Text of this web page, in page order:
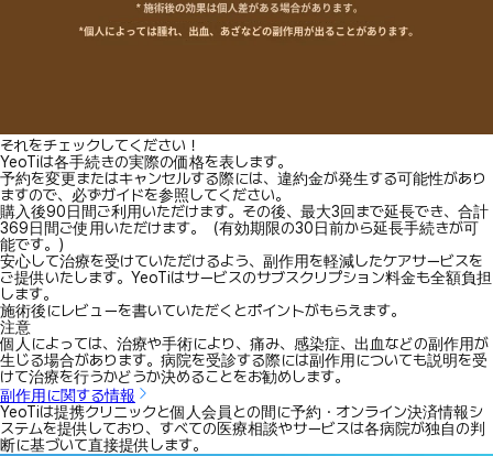
それをチェックしてください！
YeoTiは各手続きの実際の価格を表します。
予約を変更またはキャンセルする際には、違約金が発生する可能性があり
ますので、必ずガイドを参照してください。
購入後90日間ご利用いただけます。その後、最大3回まで延長でき、合計
369日間ご使用いただけます。（有効期限の30日前から延長手続きが可
能です。）
安心して治療を受けていただけるよう、副作用を軽減したケアサービスを
ご提供いたします。YeoTiはサービスのサブスクリプション料金も全額負担
します。
施術後にレビューを書いていただくとポイントがもらえます。
注意
個人によっては、治療や手術により、痛み、感染症、出血などの副作用が
生じる場合があります。病院を受診する際には副作用についても説明を受
けて治療を行うかどうか決めることをお勧めします。
副作用に関する情報
YeoTiは提携クリニックと個人会員との間に予約・オンライン決済情報シ
ステムを提供しており、すべての医療相談やサービスは各病院が独自の判
断に基づいて直接提供します。